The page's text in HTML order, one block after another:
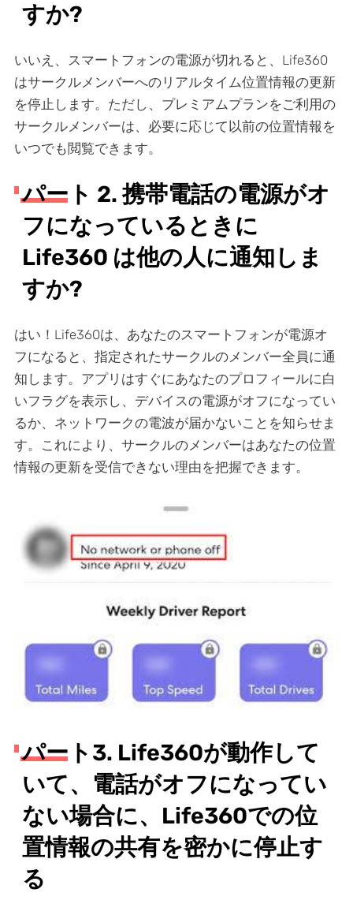
すか?
いいえ、スマートフォンの電源が切れると、Life360
はサークルメンバーへのリアルタイム位置情報の更新
を停止します。ただし、プレミアムプランをご利用の
サークルメンバーは、必要に応じて以前の位置情報を
いつでも閲覧できます。
パート 2. 携帯電話の電源がオ
フになっているときに
Life360 は他の人に通知しま
すか?
はい！Life360は、あなたのスマートフォンが電源オ
フになると、指定されたサークルのメンバー全員に通
知します。アプリはすぐにあなたのプロフィールに白
いフラグを表示し、デバイスの電源がオフになってい
るか、ネットワークの電波が届かないことを知らせま
す。これにより、サークルのメンバーはあなたの位置
情報の更新を受信できない理由を把握できます。
パート3. Life360が動作して
いて、電話がオフになってい
ない場合に、Life360での位
置情報の共有を密かに停止す
る